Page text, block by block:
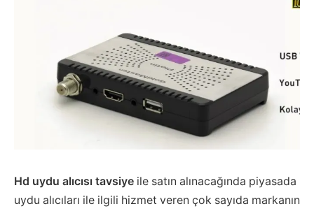
Hd uydu alıcısı tavsiye ile satın alınacağında piyasada
uydu alıcıları ile ilgili hizmet veren çok sayıda markanın